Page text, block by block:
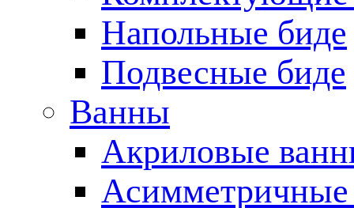
Напольные биде
Подвесные биде
Ванны
Акриловые